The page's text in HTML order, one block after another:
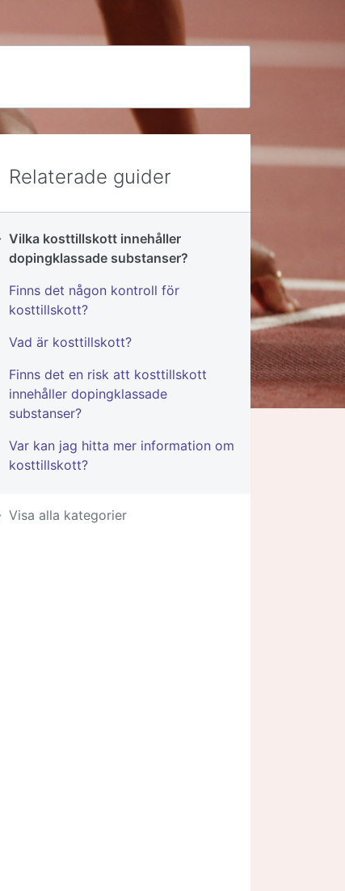
Relaterade guider
Vilka kosttillskott innehåller
dopingklassade substanser?
Finns det någon kontroll för
kosttillskott?
Vad är kosttillskott?
Finns det en risk att kosttillskott
innehåller dopingklassade
substanser?
Var kan jag hitta mer information om
kosttillskott?
Visa alla kategorier